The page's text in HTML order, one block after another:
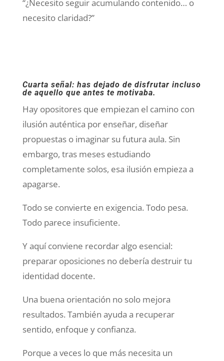
“¿Necesito seguir acumulando contenido… o
necesito claridad?”
Cuarta señal: has dejado de disfrutar incluso
de aquello que antes te motivaba.
Hay opositores que empiezan el camino con
ilusión auténtica por enseñar, diseñar
propuestas o imaginar su futura aula. Sin
embargo, tras meses estudiando
completamente solos, esa ilusión empieza a
apagarse.
Todo se convierte en exigencia. Todo pesa.
Todo parece insuficiente.
Y aquí conviene recordar algo esencial:
preparar oposiciones no debería destruir tu
identidad docente.
Una buena orientación no solo mejora
resultados. También ayuda a recuperar
sentido, enfoque y confianza.
Porque a veces lo que más necesita un